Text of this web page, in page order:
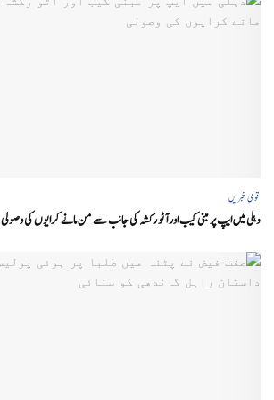
قومی خبریں
دہلی میں ایپ پر مبنی کیب اور آٹو رکشہ کی جانب سے من مانے کرایوں کی وصولی